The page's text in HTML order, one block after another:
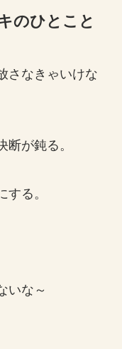
のひとこと
さなきゃいけな
が鈍る。
る。
いな～